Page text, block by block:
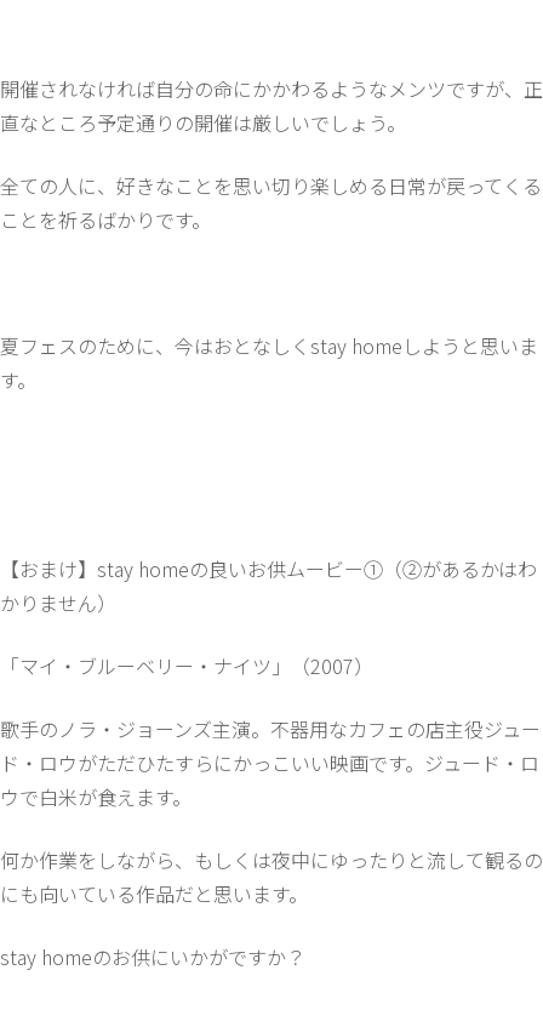
開催されなければ自分の命にかかわるようなメンツですが、正
直なところ予定通りの開催は厳しいでしょう。
全ての人に、好きなことを思い切り楽しめる日常が戻ってくる
ことを祈るばかりです。
夏フェスのために、今はおとなしくstay homeしようと思いま
す。
【おまけ】stay homeの良いお供ムービー①（②があるかはわ
かりません）
「マイ・ブルーベリー・ナイツ」（2007）
歌手のノラ・ジョーンズ主演。不器用なカフェの店主役ジュー
ド・ロウがただひたすらにかっこいい映画です。ジュード・ロ
ウで白米が食えます。
何か作業をしながら、もしくは夜中にゆったりと流して観るの
にも向いている作品だと思います。
stay homeのお供にいかがですか？